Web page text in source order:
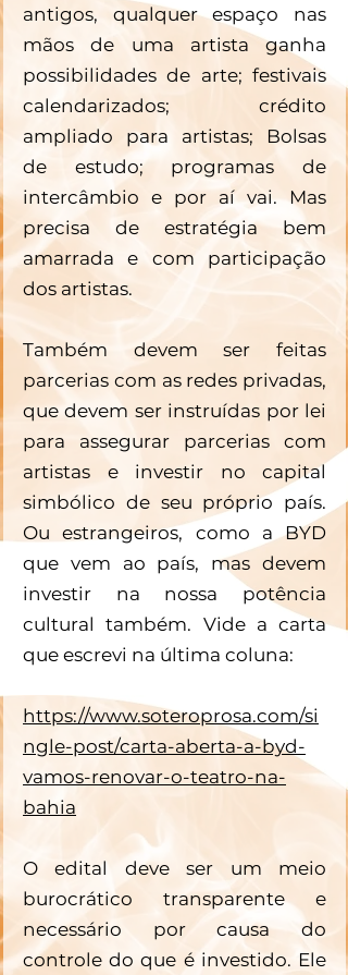
antigos, qualquer espaço nas
mãos de uma artista ganha
possibilidades de arte; festivais
calendarizados; crédito
ampliado para artistas; Bolsas
de estudo; programas de
intercâmbio e por aí vai. Mas
precisa de estratégia bem
amarrada e com participação
dos artistas.
Também devem ser feitas
parcerias com as redes privadas,
que devem ser instruídas por lei
para assegurar parcerias com
artistas e investir no capital
simbólico de seu próprio país.
Ou estrangeiros, como a BYD
que vem ao país, mas devem
investir na nossa potência
cultural também. Vide a carta
que escrevi na última coluna:
https://www.soteroprosa.com/si
ngle-post/carta-aberta-a-byd-
vamos-renovar-o-teatro-na-
bahia
O edital deve ser um meio
burocrático transparente e
necessário por causa do
controle do que é investido. Ele